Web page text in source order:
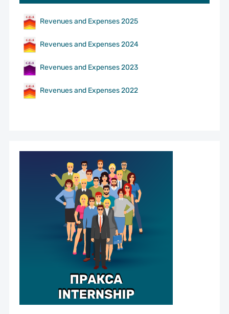
Revenues and Expenses 2025
Revenues and Expenses 2024
Revenues and Expenses 2023
Revenues and Expenses 2022